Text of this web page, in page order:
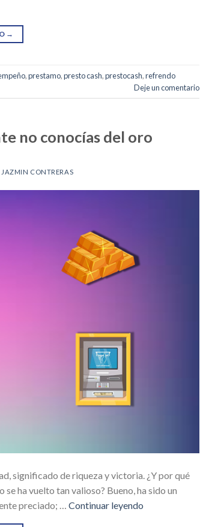
→
,prestamo,presto cash,prestocash,refrendo
Deje un comentario
no conocías del oro
JAZMIN CONTRERAS
significado de riqueza y victoria. ¿Y por qué
ha vuelto tan valioso? Bueno, ha sido un
preciado; … Continuar leyendo